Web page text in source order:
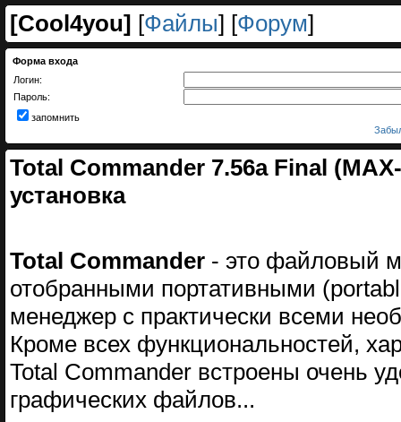
[Cool4you] [Файлы] [Форум]
Форма входа
Логин:
Пароль:
запомнить
Total Commander 7.56a Final
установка
Total Commander - это файловый
отобранными портативными
менеджер с практически всеми
Кроме всех функциональностей,
Total Commander встроены очень
графических файлов...